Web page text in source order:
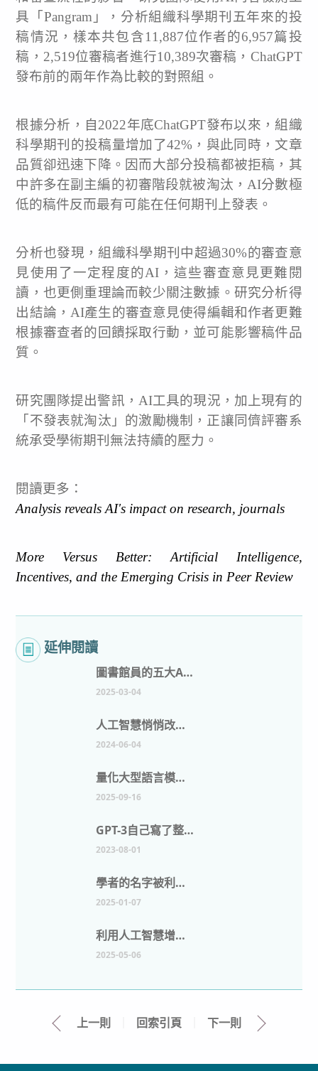
具「Pangram」，分析組織科學期刊五年來的投
稿情況，樣本共包含11,887位作者的6,957篇投
稿，2,519位審稿者進行10,389次審稿，ChatGPT
發布前的兩年作為比較的對照組。
根據分析，自2022年底ChatGPT發布以來，組織
科學期刊的投稿量增加了42%，與此同時，文章
品質卻迅速下降。因而大部分投稿都被拒稿，其
中許多在副主編的初審階段就被淘汰，AI分數極
低的稿件反而最有可能在任何期刊上發表。
分析也發現，組織科學期刊中超過30%的審查意
見使用了一定程度的AI，這些審查意見更難閱
讀，也更側重理論而較少關注數據。研究分析得
出結論，AI產生的審查意見使得編輯和作者更難
根據審查者的回饋採取行動，並可能影響稿件品
質。
研究團隊提出警訊，AI工具的現況，加上現有的
「不發表就淘汰」的激勵機制，正讓同儕評審系
統承受學術期刊無法持續的壓力。
閱讀更多：
Analysis reveals AI's impact on research, journals
More Versus Better: Artificial Intelligence,
Incentives, and the Emerging Crisis in Peer Review
延伸閱讀
圖書館員的五大AI工具：增強資訊管理
2025-03-04
人工智慧悄悄改變圖書館的5種方式
2024-06-04
量化大型語言模型在學術文章中的使用狀況
2025-09-16
GPT-3自己寫了整篇論文，出版社應該擔心嗎？
2023-08-01
學者的名字被利用來寫假的同儕評審評論
2025-01-07
利用人工智慧增強學術研究：實際應用與工具
2025-05-06
上一則 回索引頁 下一則